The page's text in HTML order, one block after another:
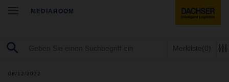
MEDIAROOM
Merkliste(0)
08/12/2022